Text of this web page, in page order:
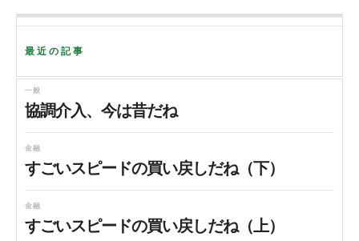
最近の記事
一般
協調介入、今は昔だね
金融
すごいスピードの買い戻しだね（下）
金融
すごいスピードの買い戻しだね（上）